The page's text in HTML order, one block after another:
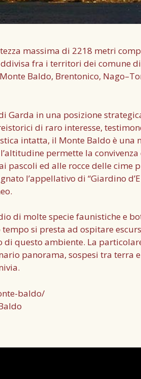
massima di 2218 metri
fra i territori dei comune
Baldo, Brentonico,
Garda in una posizione
di raro interesse,
intatta, il Monte Baldo è una
permette la
pascoli ed alle rocce delle cime
l’appellativo di “Giardino
di molte specie faunistiche e
si presta ad ospitare
questo ambiente. La
panorama, sospesi tra terra
baldo/